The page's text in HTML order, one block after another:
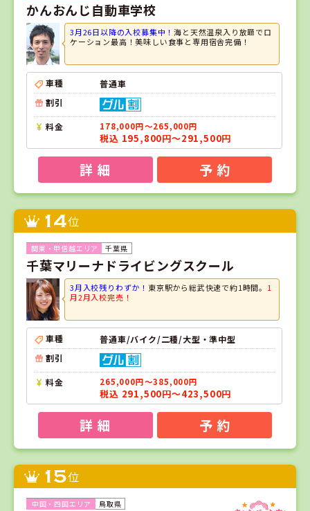
かんおんじ自動車学校
3月26日以降の入校募集中！海と天然温泉入り放題でロ
ケーション最高！美味しい食事と専用宿舎完備！
車種
普通車
割引
料金 178,000円～265,000円
税込 195,800円～291,500円
詳 細 予 約
14位
千葉県
千葉マリーナドライビングスクール
3月入校残りわずか！ 東京駅から総武快速で約1時間。 1
月2月入校完売！
車種
普通車/バイク/二種/大型・準中型
割引
料金 265,000円～385,000円
税込 291,500円～423,500円
詳 細 予 約
15位
鳥取県